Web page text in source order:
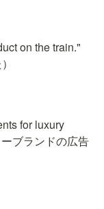
on the train."
for luxury
ブランドの広告